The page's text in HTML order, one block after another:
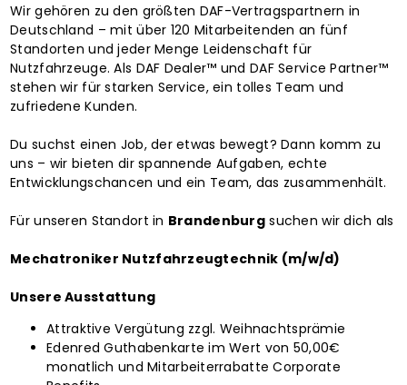
Paderborn
für Mechatroniker
Wir gehören zu den größten DAF-Vertragspartnern in
Deutschland – mit über 120 Mitarbeitenden an fünf
Standorten und jeder Menge Leidenschaft für
Nutzfahrzeuge. Als DAF Dealer™ und DAF Service Partner™
stehen wir für starken Service, ein tolles Team und
zufriedene Kunden.
Du suchst einen Job, der etwas bewegt? Dann komm zu
uns – wir bieten dir spannende Aufgaben, echte
Entwicklungschancen und ein Team, das zusammenhält.
Für unseren Standort in Brandenburg suchen wir dich als
Mechatroniker Nutzfahrzeugtechnik (m/w/d)
Unsere Ausstattung
Attraktive Vergütung zzgl. Weihnachtsprämie
Edenred Guthabenkarte im Wert von 50,00€
monatlich und Mitarbeiterrabatte Corporate